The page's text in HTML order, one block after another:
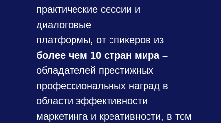
практические сессии и
диалоговые
платформы, от спикеров из
более чем 10 стран мира –
обладателей престижных
профессиональных наград в
области эффективности
маркетинга и креативности, в том